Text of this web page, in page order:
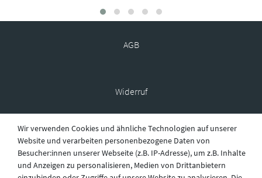
AGB
Widerruf
Datenschutz
Wir verwenden Cookies und ähnliche Technologien auf unserer
Website und verarbeiten personenbezogene Daten von
Besucher:innen unserer Webseite (z.B. IP-Adresse), um z.B. Inhalte
und Anzeigen zu personalisieren, Medien von Drittanbietern